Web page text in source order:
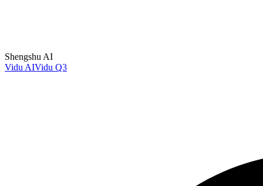
Shengshu AI
Vidu AIVidu Q3